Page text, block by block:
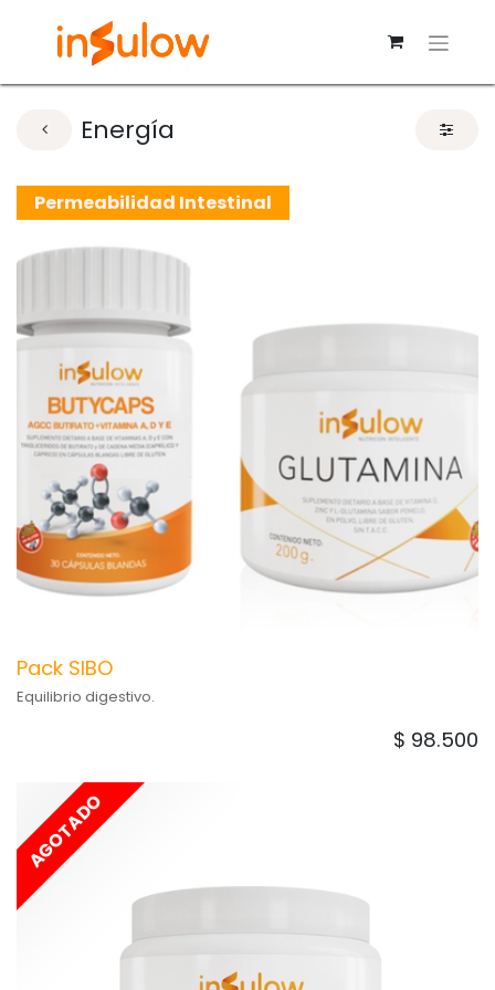
Energía
Permeabilidad Intestinal
Pack SIBO
Equilibrio digestivo.
$ 98.500
AGOTADO